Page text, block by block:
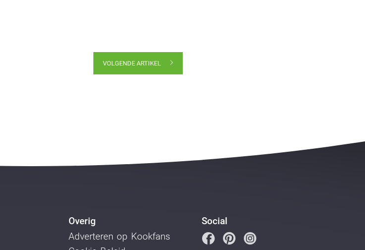
VOLGENDE ARTIKEL
Overig
Adverteren op Kookfans
Social